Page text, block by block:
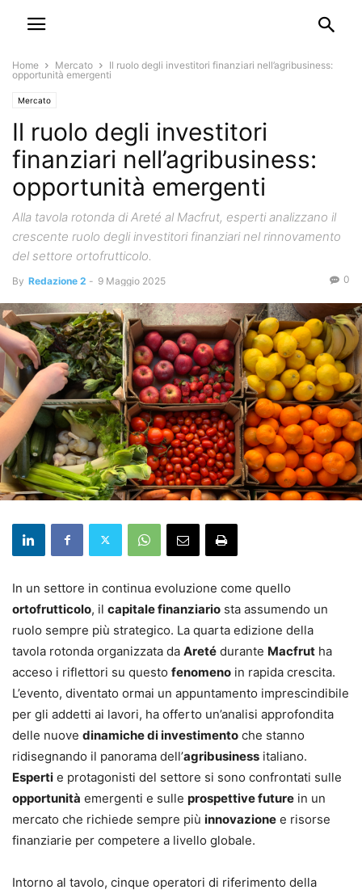
Home Mercato
Il ruolo degli investitori finanziari nell’agribusiness:
opportunità emergenti
Mercato
Il ruolo degli investitori
finanziari nell’agribusiness:
opportunità emergenti
Alla tavola rotonda di Areté al Macfrut, esperti analizzano il
crescente ruolo degli investitori finanziari nel rinnovamento
del settore ortofrutticolo.
By Redazione 2 - 9 Maggio 2025 0
In un settore in continua evoluzione come quello
ortofrutticolo, il capitale finanziario sta assumendo un
ruolo sempre più strategico. La quarta edizione della
tavola rotonda organizzata da Areté durante Macfrut ha
acceso i riflettori su questo fenomeno in rapida crescita.
L’evento, diventato ormai un appuntamento imprescindibile
per gli addetti ai lavori, ha offerto un’analisi approfondita
delle nuove dinamiche di investimento che stanno
ridisegnando il panorama dell’agribusiness italiano.
Esperti e protagonisti del settore si sono confrontati sulle
opportunità emergenti e sulle prospettive future in un
mercato che richiede sempre più innovazione e risorse
finanziarie per competere a livello globale.
Intorno al tavolo, cinque operatori di riferimento della